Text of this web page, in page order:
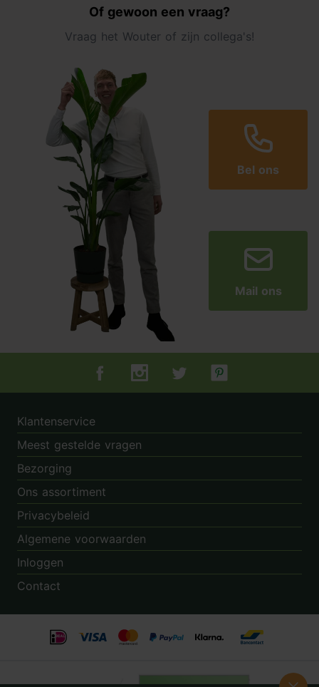
Of gewoon een vraag?
Vraag het Wouter of zijn collega's!
Bel ons
Mail ons
Tuincentrum.nl op Facebook
Tuincentrum.nl op Instagram
Tuincentrum.nl op Twitter
Tuincentrum.nl op
Klantenservice
Meest gestelde vragen
Bezorging
Ons assortiment
Privacybeleid
Algemene voorwaarden
Inloggen
Contact